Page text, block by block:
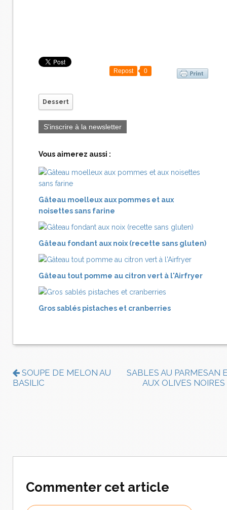
Repost 0
Dessert
S'inscrire à la newsletter
Vous aimerez aussi :
Gâteau moelleux aux pommes et aux
noisettes sans farine
Gâteau fondant aux noix (recette sans gluten)
Gâteau tout pomme au citron vert à l'Airfryer
Gros sablés pistaches et cranberries
SOUPE DE MELON AU
BASILIC
SABLES AU PARMESAN
AUX OLIVES NOIRES
Commenter cet article